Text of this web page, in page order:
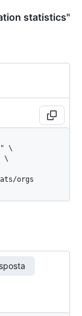
statistics"
orgs